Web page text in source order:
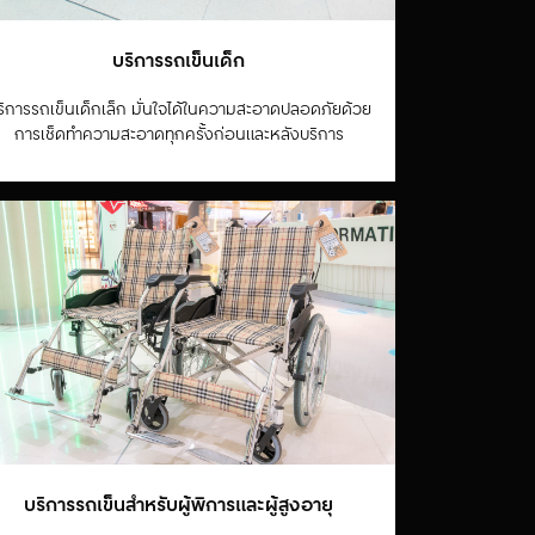
บริการรถเข็นเด็ก
การรถเข็นเด็กเล็ก มั่นใจได้ในความสะอาดปลอดภัยด้วย
การเช็ดทำความสะอาดทุกครั้งก่อนและหลังบริการ
บริการรถเข็นสำหรับผู้พิการและผู้สูงอายุ